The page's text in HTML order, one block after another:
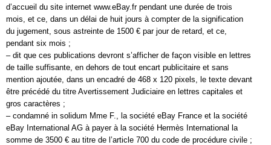
d’accueil du site internet www.eBay.fr pendant une durée de trois
mois, et ce, dans un délai de huit jours à compter de la signification
du jugement, sous astreinte de 1500 € par jour de retard, et ce,
pendant six mois ;
– dit que ces publications devront s’afficher de façon visible en lettres
de taille suffisante, en dehors de tout encart publicitaire et sans
mention ajoutée, dans un encadré de 468 x 120 pixels, le texte devant
être précédé du titre Avertissement Judiciaire en lettres capitales et
gros caractères ;
– condamné in solidum Mme F., la société eBay France et la société
eBay International AG à payer à la société Hermès International la
somme de 3500 € au titre de l’article 700 du code de procédure civile ;